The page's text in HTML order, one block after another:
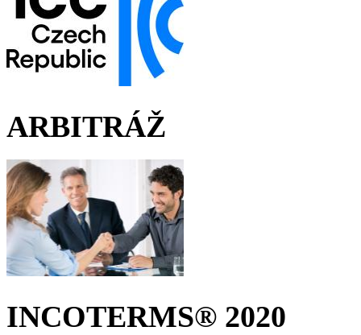
ARBITRÁŽ
INCOTERMS® 2020